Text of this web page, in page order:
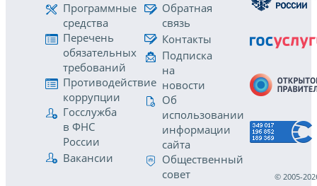
Программные
средства
Перечень
обязательных
требований
Противодействие
коррупции
Госслужба
в ФНС
России
Вакансии
Обратная
связь
Контакты
Подписка
на
новости
Об
использовании
информации
сайта
Общественный
совет
© 2005-